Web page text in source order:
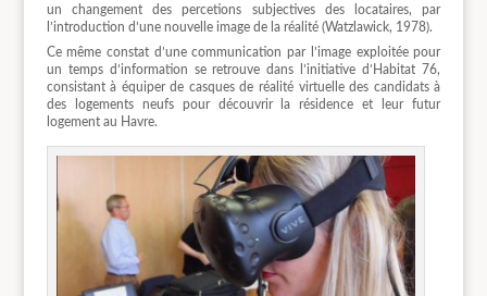
un changement des percetions subjectives des locataires, par
l’introduction d’une nouvelle image de la réalité (Watzlawick, 1978).
Ce même constat d’une communication par l’image exploitée pour
un temps d’information se retrouve dans l’initiative d’Habitat 76,
consistant à équiper de casques de réalité virtuelle des candidats à
des logements neufs pour découvrir la résidence et leur futur
logement au Havre.